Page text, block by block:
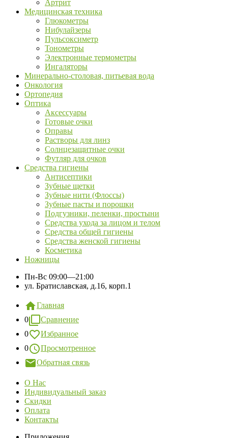
Артрит
Медицинская техника
Глюкометры
Нибулайзеры
Пульсоксиметр
Тонометры
Электронные термометры
Ингаляторы
Минерально-столовая, питьевая вода
Онкология
Ортопедия
Оптика
Аксессуары
Готовые очки
Оправы
Растворы для линз
Солнцезащитные очки
Футляр для очков
Средства гигиены
Антисептики
Зубные щетки
Зубные нити (Флоссы)
Зубные пасты и порошки
Подгузники, пеленки, простыни
Средства ухода за лицом и телом
Средства общей гигиены
Средства женской гигиены
Косметика
Ножницы
Пн-Вс 09:00—21:00
ул. Братиславская, д.16, корп.1
Главная
0
Сравнение
0
Избранное
0
Просмотренное
Обратная связь
О Нас
Индивидуальный заказ
Скидки
Оплата
Контакты